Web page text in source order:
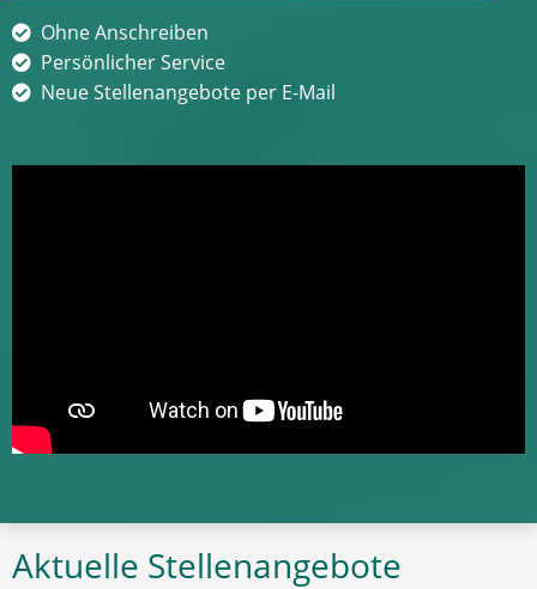
Ohne Anschreiben
Persönlicher Service
Neue Stellenangebote per E-Mail
Aktuelle Stellenangebote